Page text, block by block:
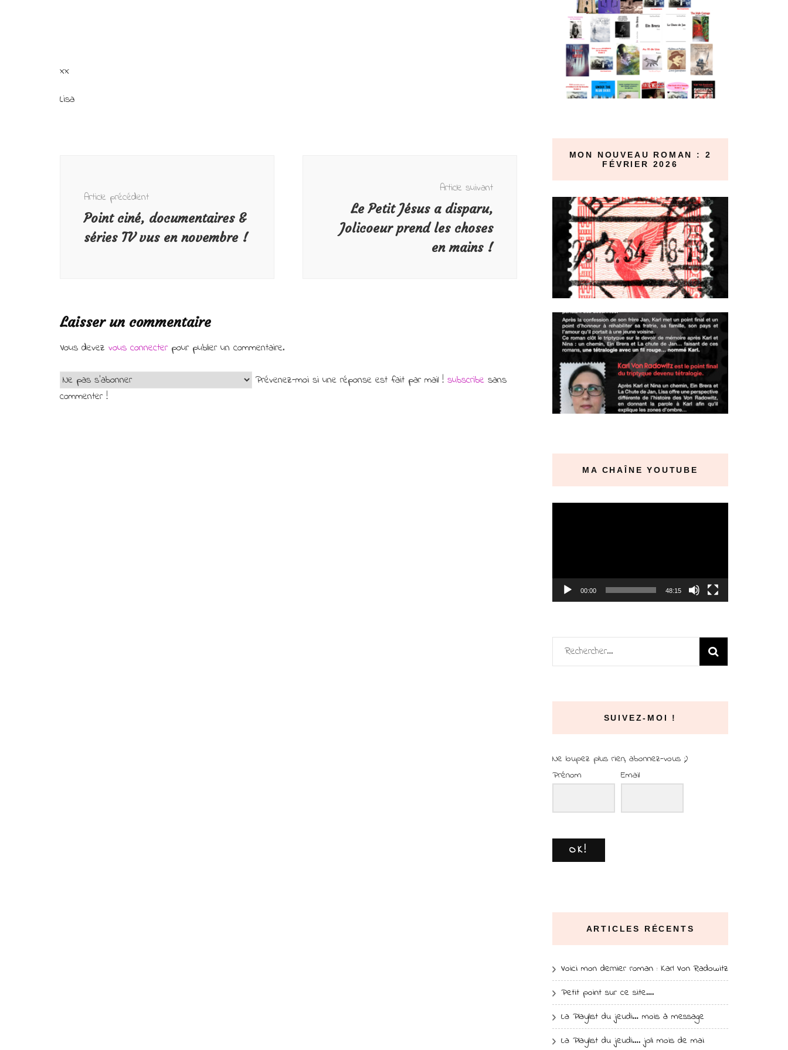
xx
Lisa
Article précédent
Point ciné, documentaires &
séries TV vus en novembre !
Article suivant
Le Petit Jésus a disparu,
Jolicoeur prend les choses
en mains !
Laisser un commentaire
Vous devez vous connecterpour publier un commentaire.
Prévenez-moi si une réponse est fait par mail ! subscribe sans
commenter !
MON NOUVEAU ROMAN : 2
FÉVRIER 2026
MA CHAÎNE YOUTUBE
00:00 48:15
Rechercher :
SUIVEZ-MOI !
Ne loupez plus rien, abonnez-vous ;)
Prénom
Email
OK!
ARTICLES RÉCENTS
Voici mon dernier roman : Karl Von Radowitz
Petit point sur ce site….
La Playlist du jeudi… mois à message
La Playlist du jeudi…. joli mois de mai